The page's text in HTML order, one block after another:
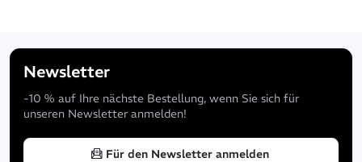
Newsletter
-10 % auf Ihre nächste Bestellung, wenn Sie sich für
unseren Newsletter anmelden!
Für den Newsletter anmelden